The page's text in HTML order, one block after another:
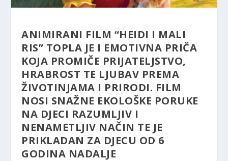
ANIMIRANI FILM “HEIDI I MALI
RIS” TOPLA JE I EMOTIVNA PRIČA
KOJA PROMIČE PRIJATELJSTVO,
HRABROST TE LJUBAV PREMA
ŽIVOTINJAMA I PRIRODI. FILM
NOSI SNAŽNE EKOLOŠKE PORUKE
NA DJECI RAZUMLJIV I
NENAMETLJIV NAČIN TE JE
PRIKLADAN ZA DJECU OD 6
GODINA NADALJE